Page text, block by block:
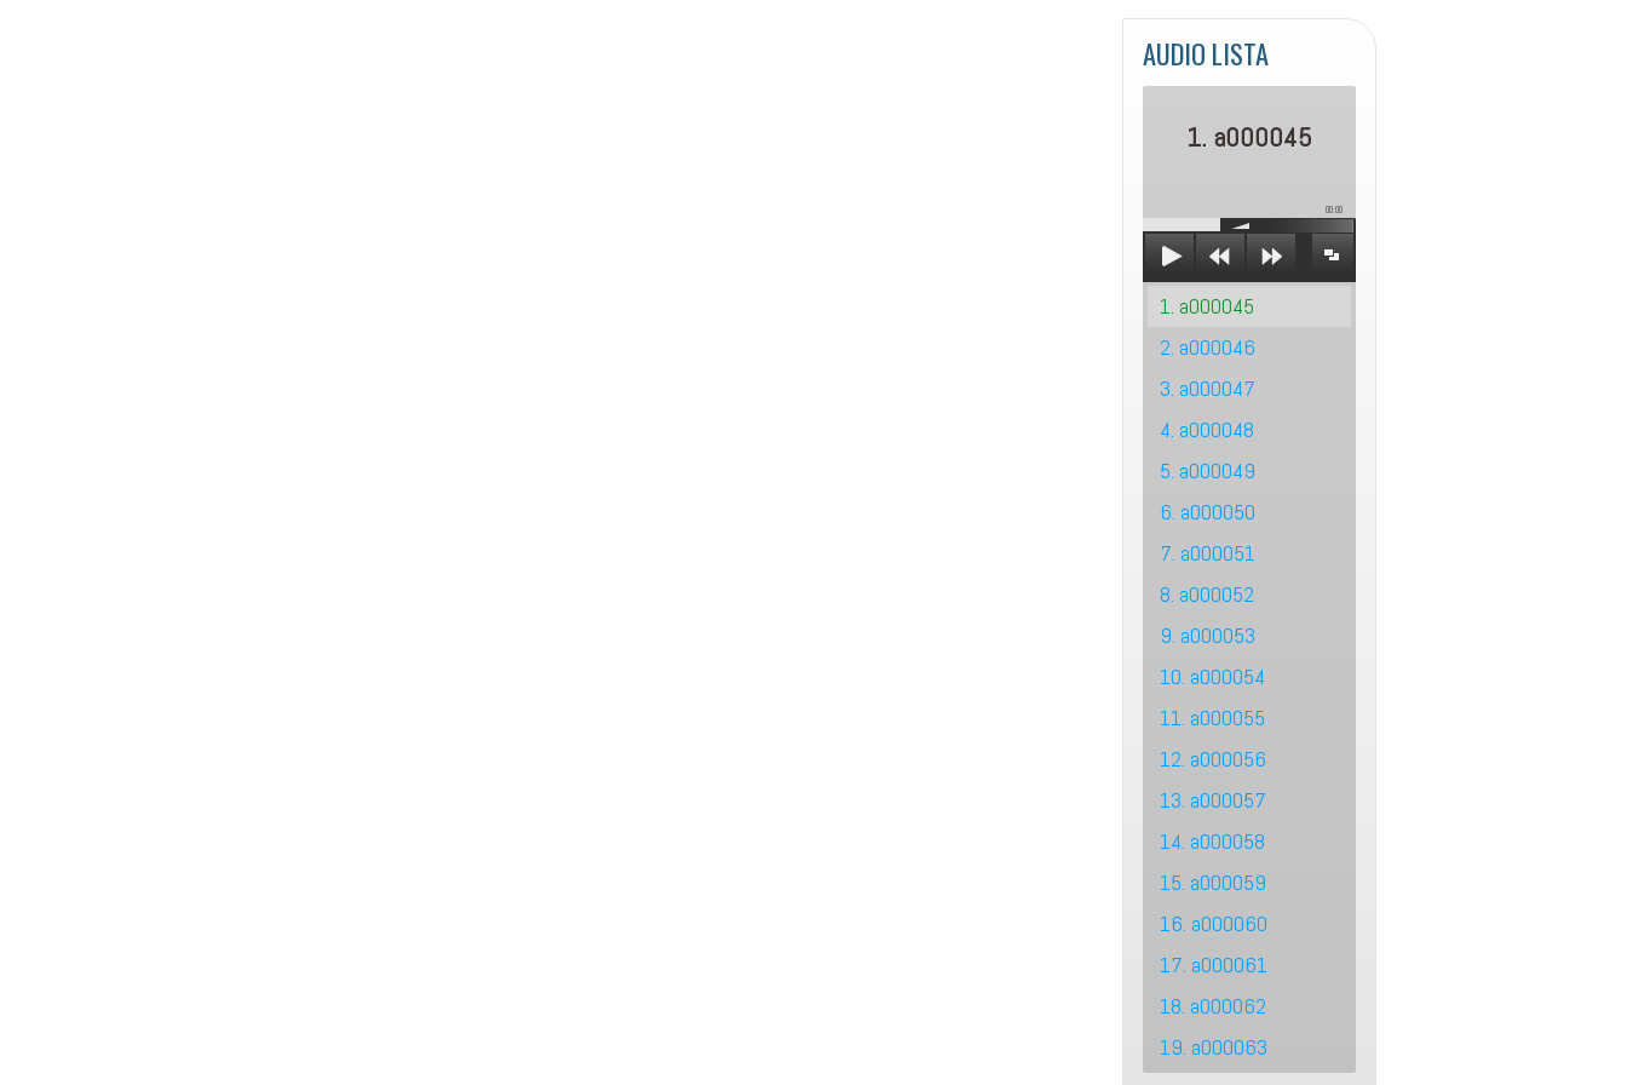
AUDIO LISTA
1. a000045
00:00
1. a000045
2. a000046
3. a000047
4. a000048
5. a000049
6. a000050
7. a000051
8. a000052
9. a000053
10. a000054
11. a000055
12. a000056
13. a000057
14. a000058
15. a000059
16. a000060
17. a000061
18. a000062
19. a000063